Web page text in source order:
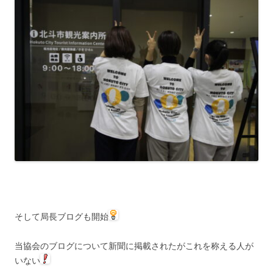
そして局長ブログも開始
当協会のブログについて新聞に掲載されたがこれを称える人が
いない